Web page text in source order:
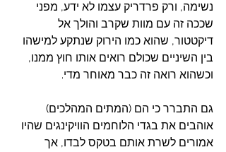
נשימה, ורק פרדריק עצמו לא ידע, מפני
שככה זה עם מוות שקרב והולך אל
דיקטטור, שהוא כמו הירוק שנתקע למישהו
בין השיניים שכולם רואים אותו חוץ ממנו,
וכשהוא רואה זה כבר מאוחר מדי.
גם התברר כי הם (המתים המהלכים)
אוהבים את בגדי הלוחמים הוויקינגים שהיו
אמורים לשרת אותם בטקס לבדו, אך